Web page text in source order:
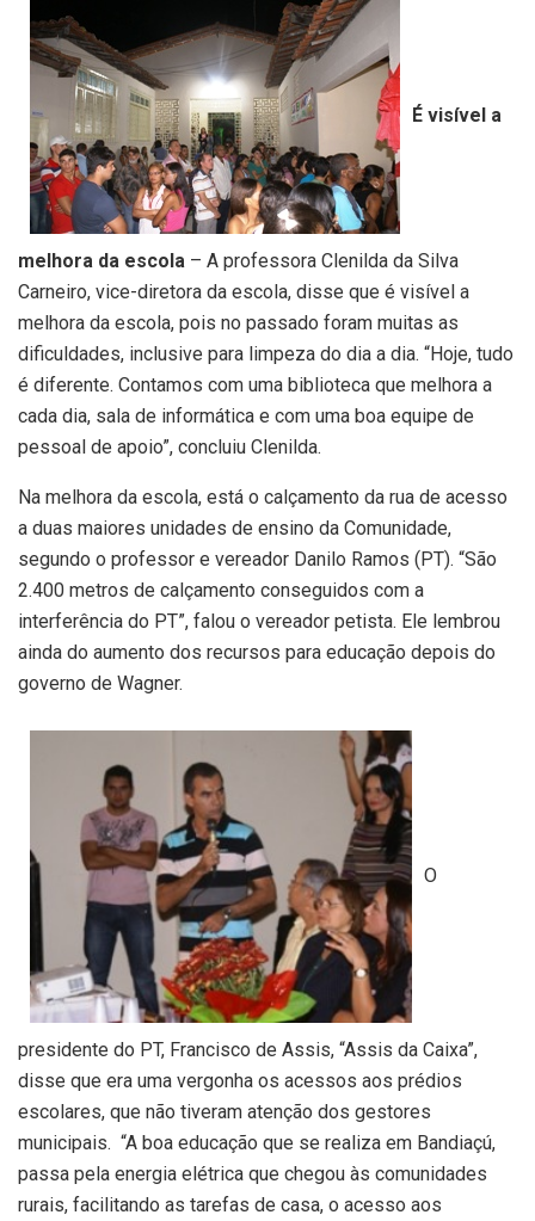
É visível a
melhora da escola – A professora Clenilda da Silva
Carneiro, vice-diretora da escola, disse que é visível a
melhora da escola, pois no passado foram muitas as
dificuldades, inclusive para limpeza do dia a dia. “Hoje, tudo
é diferente. Contamos com uma biblioteca que melhora a
cada dia, sala de informática e com uma boa equipe de
pessoal de apoio”, concluiu Clenilda.
Na melhora da escola, está o calçamento da rua de acesso
a duas maiores unidades de ensino da Comunidade,
segundo o professor e vereador Danilo Ramos (PT). “São
2.400 metros de calçamento conseguidos com a
interferência do PT”, falou o vereador petista. Ele lembrou
ainda do aumento dos recursos para educação depois do
governo de Wagner.
O
presidente do PT, Francisco de Assis, “Assis da Caixa”,
disse que era uma vergonha os acessos aos prédios
escolares, que não tiveram atenção dos gestores
municipais. “A boa educação que se realiza em Bandiaçú,
passa pela energia elétrica que chegou às comunidades
rurais, facilitando as tarefas de casa, o acesso aos